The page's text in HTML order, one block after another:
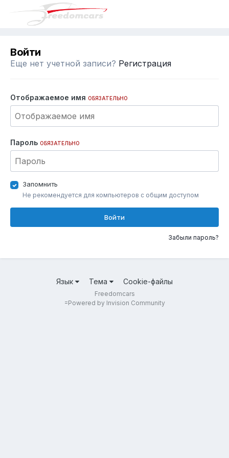
Войти
Еще нет учетной записи? Регистрация
Отображаемое имя ОБЯЗАТЕЛЬНО
Пароль ОБЯЗАТЕЛЬНО
Запомнить
Не рекомендуется для компьютеров с общим доступом
Войти
Забыли пароль?
Язык Тема Cookie-файлы
Freedomcars
=Powered by Invision Community